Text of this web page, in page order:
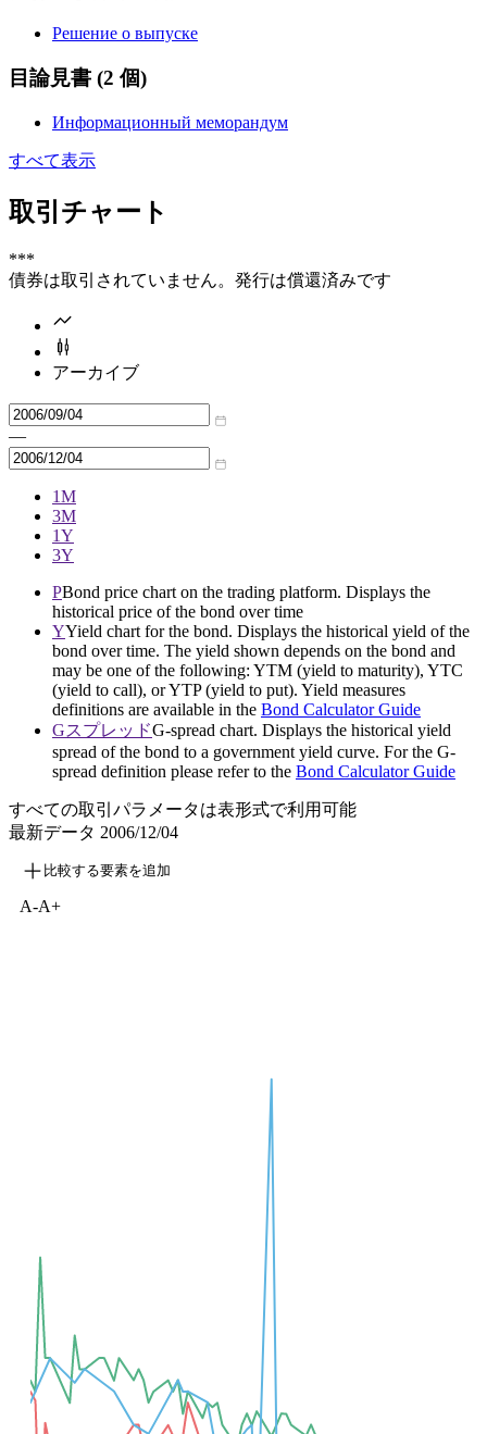
Решение о выпуске
目論見書 (2 個)
Информационный меморандум
すべて表示
取引チャート
***
債券は取引されていません。発行は償還済みです
アーカイブ
—
1M
3M
1Y
3Y
PBond price chart on the trading platform. Displays the
historical price of the bond over time
YYield chart for the bond. Displays the historical yield of the
bond over time. The yield shown depends on the bond and
may be one of the following: YTM (yield to maturity), YTC
(yield to call), or YTP (yield to put). Yield measures
definitions are available in the Bond Calculator Guide
GスプレッドG-spread chart. Displays the historical yield
spread of the bond to a government yield curve. For the G-
spread definition please refer to the Bond Calculator Guide
すべての取引パラメータは表形式で利用可能
最新データ 2006/12/04
比較する要素を追加